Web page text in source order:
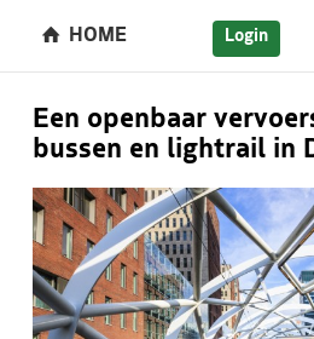
HOME Login
Een openbaar
bussen en lightrail in